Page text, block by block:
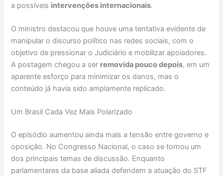
a possíveis intervenções internacionais.
O ministro destacou que houve uma tentativa evidente de
manipular o discurso político nas redes sociais, com o
objetivo de pressionar o Judiciário e mobilizar apoiadores.
A postagem chegou a ser removida pouco depois, em um
aparente esforço para minimizar os danos, mas o
conteúdo já havia sido amplamente replicado.
Um Brasil Cada Vez Mais Polarizado
O episódio aumentou ainda mais a tensão entre governo e
oposição. No Congresso Nacional, o caso se tornou um
dos principais temas de discussão. Enquanto
parlamentares da base aliada defendem a atuação do STF